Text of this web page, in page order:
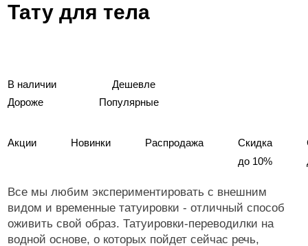
Тату для тела
В наличии
Дешевле
Дороже
Популярные
Акции Новинки Распродажа
Скидка
до 10%
Все мы любим экспериментировать с внешним
видом и временные татуировки - отличный способ
оживить свой образ. Татуировки-переводилки на
водной основе, о которых пойдет сейчас речь,